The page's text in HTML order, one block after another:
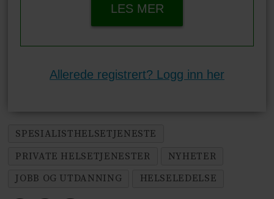
LES MER
Allerede registrert? Logg inn her
SPESIALISTHELSETJENESTE
PRIVATE HELSETJENESTER
NYHETER
JOBB OG UTDANNING
HELSELEDELSE